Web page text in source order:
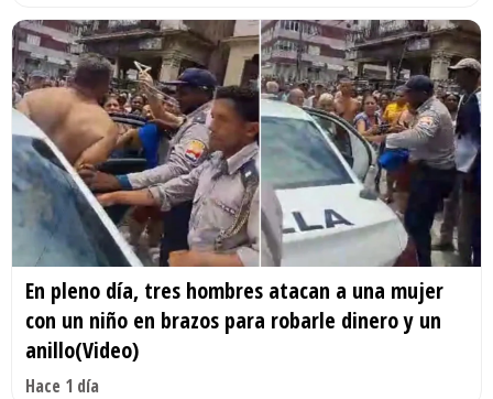
En pleno día, tres hombres atacan a una mujer
con un niño en brazos para robarle dinero y un
anillo(Video)
Hace 1 día